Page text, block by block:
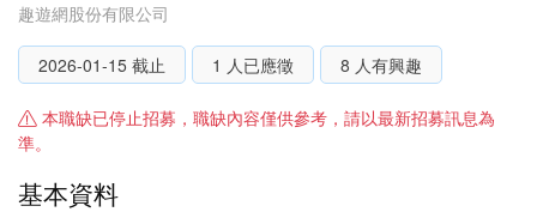
趣遊網股份有限公司
2026-01-15 截止 1 人已應徵 8 人有興趣
本職缺已停止招募，職缺內容僅供參考，請以最新招募訊息為
準。
基本資料